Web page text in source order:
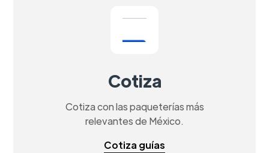
Cotiza
Cotiza con las paqueterías más
relevantes de México.
Cotiza guías